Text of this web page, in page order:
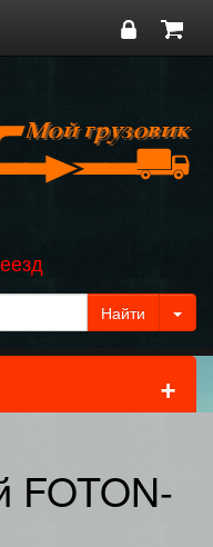
+
FOTON-